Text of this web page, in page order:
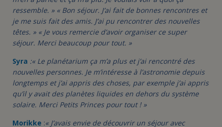
ressemble. » « Bon séjour. J’ai fait de bonnes rencontres et
je me suis fait des amis. J’ai pu rencontrer des nouvelles
têtes. » « Je vous remercie d’avoir organiser ce super
séjour. Merci beaucoup pour tout. »
Syra :« Le planétarium ça m’a plus et j’ai rencontré des
nouvelles personnes. Je m’intéresse à l’astronomie depuis
longtemps et j’ai appris des choses, par exemple j’ai appris
qu’il y avait des planètes liquides en dehors du système
solaire. Merci Petits Princes pour tout ! »
Morikke :« J’avais envie de découvrir un séjour avec